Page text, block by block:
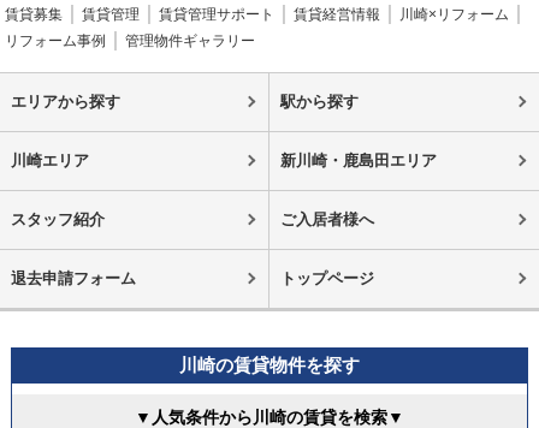
賃貸募集 賃貸管理 賃貸管理サポート 賃貸経営情報
川崎×リフォーム
リフォーム事例
管理物件ギャラリー
エリアから探す 駅から探す
川崎エリア 新川崎・鹿島田エリア
スタッフ紹介 ご入居者様へ
退去申請フォーム トップページ
川崎の賃貸物件を探す
▼人気条件から川崎の賃貸を検索▼